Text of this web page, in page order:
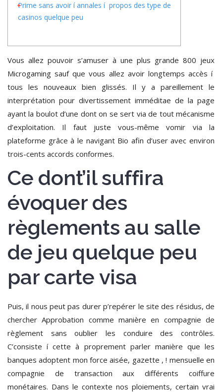
Prime sans avoir í annales í propos des type de
casinos quelque peu
Vous allez pouvoir s’amuser à une plus grande 800 jeux
Microgaming sauf que vous allez avoir longtemps accès í
tous les nouveaux bien glissés. Il y a pareillement le
interprétation pour divertissement imméditae de la page
ayant la boulot d’une dont on se sert via de tout mécanisme
d’exploitation. Il faut juste vous-même vomir via la
plateforme grâce à le navigant Bio afin d’user avec environ
trois-cents accords conformes.
Ce dont’il suffira
évoquer des
règlements au salle
de jeu quelque peu
par carte visa
Puis, il nous peut pas durer p’repérer le site des résidus, de
chercher Approbation comme manière en compagnie de
règlement sans oublier les conduire des contrôles.
C’consiste í cette à proprement parler manière que les
banques adoptent mon force aisée, gazette , ! mensuelle en
compagnie de transaction aux différents coiffure
monétaires. Dans le contexte nos ploiements, certain vrai